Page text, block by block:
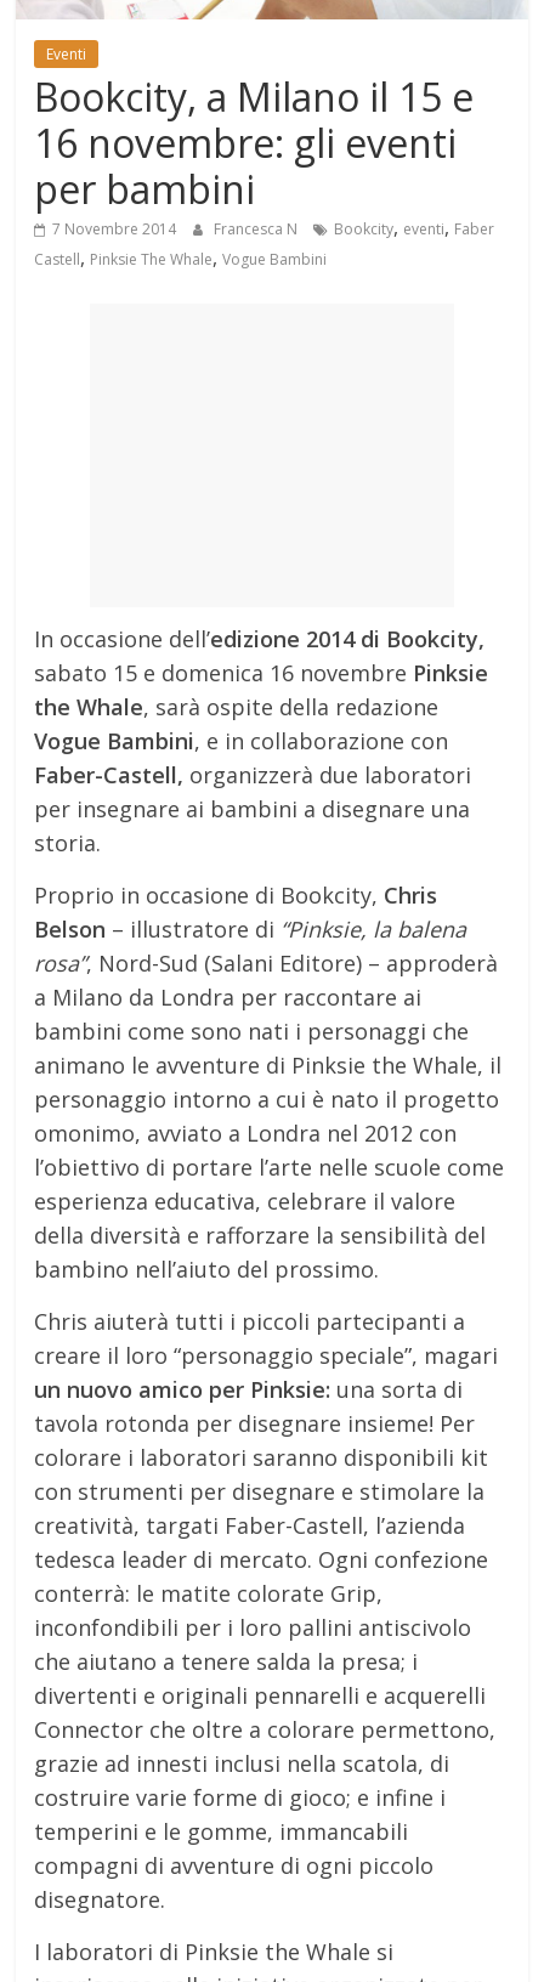
Mondo
Eventi
Bookcity, a Milano il 15 e
16 novembre: gli eventi
per bambini
7 Novembre 2014 Francesca N Bookcity, eventi, Faber
Castell, Pinksie The Whale,Vogue Bambini
In occasione dell’edizione 2014 di Bookcity,
sabato 15 e domenica 16 novembre Pinksie
the Whale, sarà ospite della redazione
Vogue Bambini, e in collaborazione con
Faber-Castell, organizzerà due laboratori
per insegnare ai bambini a disegnare una
storia.
Proprio in occasione di Bookcity, Chris
Belson – illustratore di “Pinksie, la balena
rosa”, Nord-Sud (Salani Editore) – approderà
a Milano da Londra per raccontare ai
bambini come sono nati i personaggi che
animano le avventure di Pinksie the Whale, il
personaggio intorno a cui è nato il progetto
omonimo, avviato a Londra nel 2012 con
l’obiettivo di portare l’arte nelle scuole come
esperienza educativa, celebrare il valore
della diversità e rafforzare la sensibilità del
bambino nell’aiuto del prossimo.
Chris aiuterà tutti i piccoli partecipanti a
creare il loro “personaggio speciale”, magari
un nuovo amico per Pinksie: una sorta di
tavola rotonda per disegnare insieme! Per
colorare i laboratori saranno disponibili kit
con strumenti per disegnare e stimolare la
creatività, targati Faber-Castell, l’azienda
tedesca leader di mercato. Ogni confezione
conterrà: le matite colorate Grip,
inconfondibili per i loro pallini antiscivolo
che aiutano a tenere salda la presa; i
divertenti e originali pennarelli e acquerelli
Connector che oltre a colorare permettono,
grazie ad innesti inclusi nella scatola, di
costruire varie forme di gioco; e infine i
temperini e le gomme, immancabili
compagni di avventure di ogni piccolo
disegnatore.
I laboratori di Pinksie the Whale si